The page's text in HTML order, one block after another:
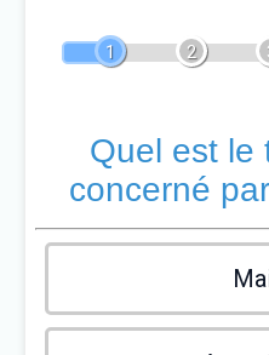
1 2
Quel est le
concerné